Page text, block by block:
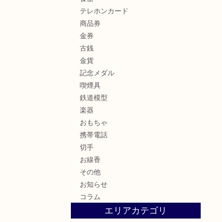
テレホンカード
商品券
金券
古銭
金貨
記念メダル
喫煙具
鉄道模型
楽器
おもちゃ
携帯電話
切手
お線香
その他
お知らせ
コラム
エリアカテゴリ